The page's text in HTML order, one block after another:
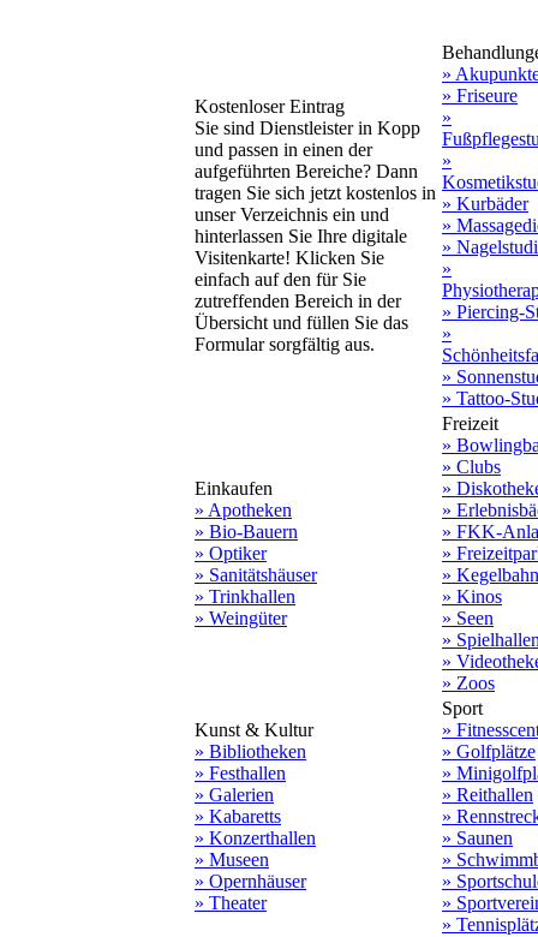
Kostenloser Eintrag
Sie sind Dienstleister in Kopp
und passen in einen der
aufgeführten Bereiche? Dann
tragen Sie sich jetzt kostenlos in
unser Verzeichnis ein und
hinterlassen Sie Ihre digitale
Visitenkarte! Klicken Sie
einfach auf den für Sie
zutreffenden Bereich in der
Übersicht und füllen Sie das
Formular sorgfältig aus.
»
» Friseure
»
»
» Kurbäder
»
»
»
» Piercing-
»
»
» Tattoo-
Einkaufen
» Apotheken
» Bio-Bauern
» Optiker
» Sanitätshäuser
» Trinkhallen
» Weingüter
Freizeit
»
» Clubs
»
»
» FKK-
»
»
» Kinos
» Seen
»
»
» Zoos
Kunst & Kultur
» Bibliotheken
» Festhallen
» Galerien
» Kabaretts
» Konzerthallen
» Museen
» Opernhäuser
» Theater
Sport
»
» Golfplätze
»
» Reithallen
»
» Saunen
»
»
»
»